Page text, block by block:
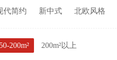
代简约 新中式 北欧风格
200m² 200m²以上